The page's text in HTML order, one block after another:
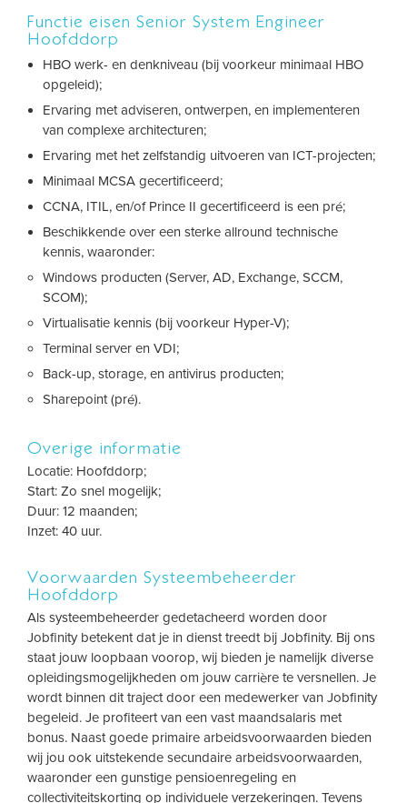
Functie eisen Senior System Engineer
Hoofddorp
HBO werk- en denkniveau (bij voorkeur minimaal HBO
opgeleid);
Ervaring met adviseren, ontwerpen, en implementeren
van complexe architecturen;
Ervaring met het zelfstandig uitvoeren van ICT-projecten;
Minimaal MCSA gecertificeerd;
CCNA, ITIL, en/of Prince II gecertificeerd is een pré;
Beschikkende over een sterke allround technische
kennis, waaronder:
Windows producten (Server, AD, Exchange, SCCM,
SCOM);
Virtualisatie kennis (bij voorkeur Hyper-V);
Terminal server en VDI;
Back-up, storage, en antivirus producten;
Sharepoint (pré).
Overige informatie
Locatie: Hoofddorp;
Start: Zo snel mogelijk;
Duur: 12 maanden;
Inzet: 40 uur.
Voorwaarden Systeembeheerder
Hoofddorp
Als systeembeheerder gedetacheerd worden door
Jobfinity betekent dat je in dienst treedt bij Jobfinity. Bij ons
staat jouw loopbaan voorop, wij bieden je namelijk diverse
opleidingsmogelijkheden om jouw carrière te versnellen. Je
wordt binnen dit traject door een medewerker van Jobfinity
begeleid. Je profiteert van een vast maandsalaris met
bonus. Naast goede primaire arbeidsvoorwaarden bieden
wij jou ook uitstekende secundaire arbeidsvoorwaarden,
waaronder een gunstige pensioenregeling en
collectiviteitskorting op individuele verzekeringen. Tevens